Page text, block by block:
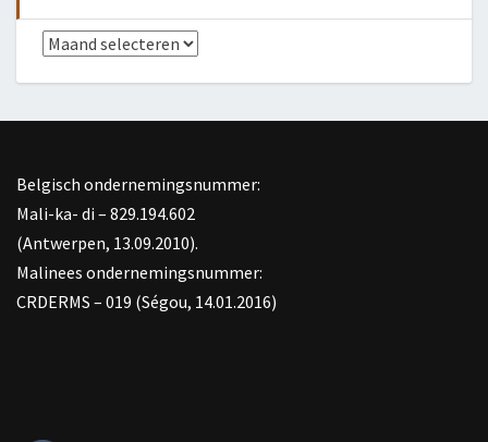
Archief
Belgisch ondernemingsnummer:
Mali-ka- di – 829.194.602
(Antwerpen, 13.09.2010).
Malinees ondernemingsnummer:
CRDERMS – 019 (Ségou, 14.01.2016)